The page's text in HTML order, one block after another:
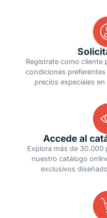
Regístrate como cliente
condiciones
precios especiales
Accede al
Explora más de
nuestro catálogo
exclusivos